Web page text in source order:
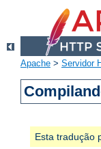
Apache > Servidor
Esta tradução